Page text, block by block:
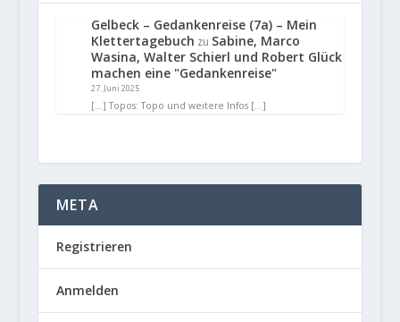
Gelbeck – Gedankenreise (7a) – Mein
Klettertagebuch zu Sabine, Marco
Wasina, Walter Schierl und Robert Glück
machen eine "Gedankenreise"
27. Juni 2025
[…] Topos: Topo und weitere Infos […]
META
Registrieren
Anmelden